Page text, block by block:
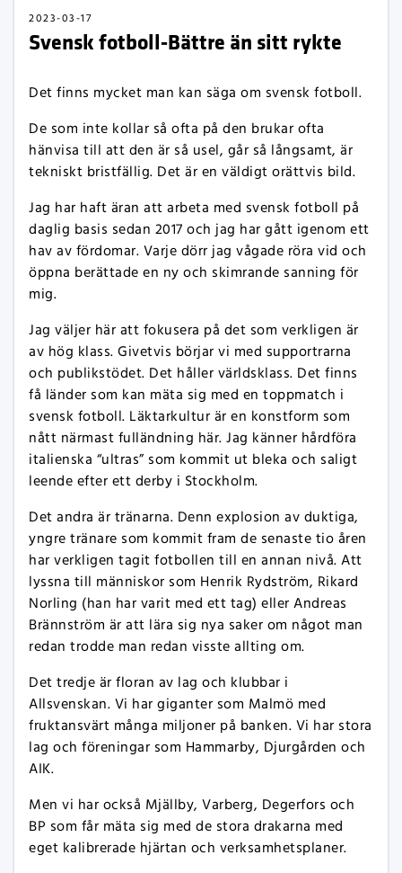
2023-03-17
Svensk fotboll-Bättre än sitt rykte
Det finns mycket man kan säga om svensk fotboll.
De som inte kollar så ofta på den brukar ofta
hänvisa till att den är så usel, går så långsamt, är
tekniskt bristfällig. Det är en väldigt orättvis bild.
Jag har haft äran att arbeta med svensk fotboll på
daglig basis sedan 2017 och jag har gått igenom ett
hav av fördomar. Varje dörr jag vågade röra vid och
öppna berättade en ny och skimrande sanning för
mig.
Jag väljer här att fokusera på det som verkligen är
av hög klass. Givetvis börjar vi med supportrarna
och publikstödet. Det håller världsklass. Det finns
få länder som kan mäta sig med en toppmatch i
svensk fotboll. Läktarkultur är en konstform som
nått närmast fulländning här. Jag känner hårdföra
italienska “ultras” som kommit ut bleka och saligt
leende efter ett derby i Stockholm.
Det andra är tränarna. Denn explosion av duktiga,
yngre tränare som kommit fram de senaste tio åren
har verkligen tagit fotbollen till en annan nivå. Att
lyssna till människor som Henrik Rydström, Rikard
Norling (han har varit med ett tag) eller Andreas
Brännström är att lära sig nya saker om något man
redan trodde man redan visste allting om.
Det tredje är floran av lag och klubbar i
Allsvenskan. Vi har giganter som Malmö med
fruktansvärt många miljoner på banken. Vi har stora
lag och föreningar som Hammarby, Djurgården och
AIK.
Men vi har också Mjällby, Varberg, Degerfors och
BP som får mäta sig med de stora drakarna med
eget kalibrerade hjärtan och verksamhetsplaner.